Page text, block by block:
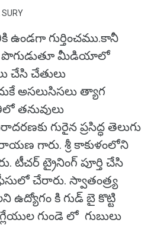
SURY
ఉండగా గుర్తించము.కానీ
మీడియాలో
చేసి చేతులు
అసలుసిసలు త్యాగ
తనువులు
గురైన ప్రసిద్ధ తెలుగు
గారు. శ్రీ కాకుళంలోని
టీచర్ ట్రైనింగ్ పూర్తి చేసి
చేరారు. స్వాతంత్ర్య
కి గుడ్ బై కొట్టి
గుండె లో గుబులు